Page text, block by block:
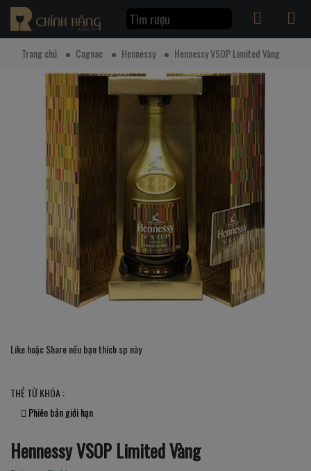
Trang chủ Cognac Hennessy Hennessy VSOP Limited Vàng
Like hoặc Share nếu bạn thích sp này
THẺ TỪ KHÓA :
Phiên bản giới hạn
Hennessy VSOP Limited Vàng